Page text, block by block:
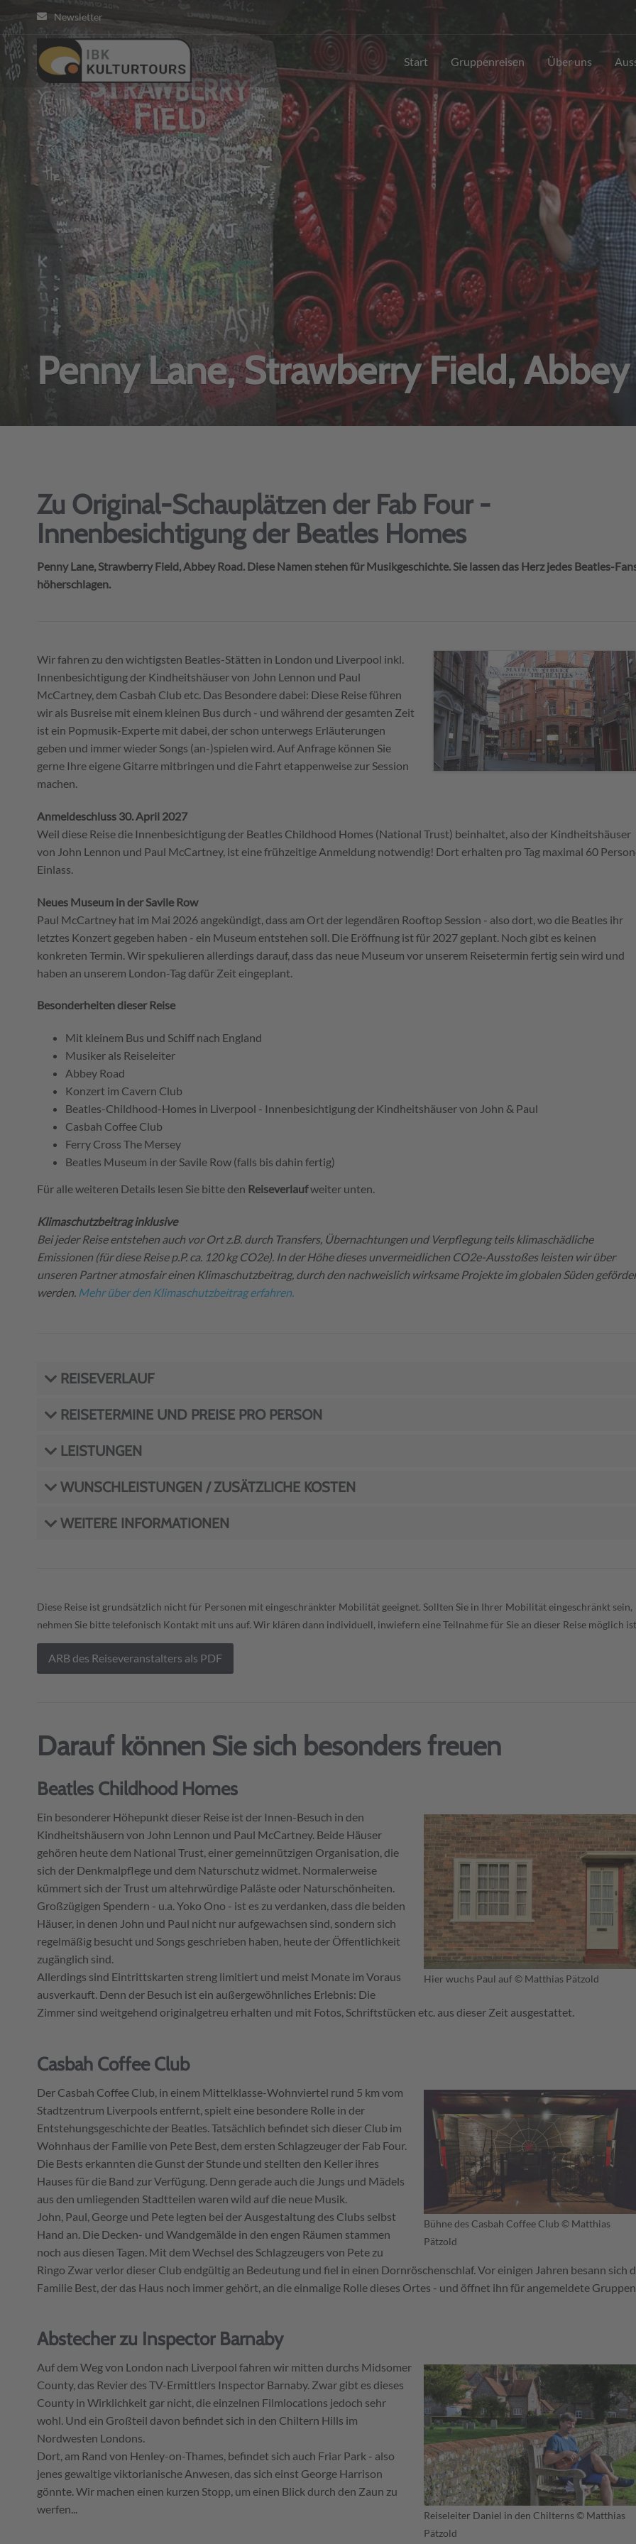
Penny Lane, Strawberry Field,
Newsletter
KULTURTOURS
Start Gruppenreisen Über uns
Zu Original-Schauplätzen der Fab Four -
Innenbesichtigung der Beatles Homes
Penny Lane, Strawberry Field, Abbey Road. Diese Namen stehen für Musikgeschichte. Sie lassen das Herz jedes Beatles-
höherschlagen.
Wir fahren zu den wichtigsten Beatles-Stätten in London und Liverpool inkl.
Innenbesichtigung der Kindheitshäuser von John Lennon und Paul
McCartney, dem Casbah Club etc. Das Besondere dabei: Diese Reise führen
wir als Busreise mit einem kleinen Bus durch - und während der gesamten Zeit
ist ein Popmusik-Experte mit dabei, der schon unterwegs Erläuterungen
geben und immer wieder Songs (an-)spielen wird. Auf Anfrage können Sie
gerne Ihre eigene Gitarre mitbringen und die Fahrt etappenweise zur Session
machen.
Anmeldeschluss 30. April 2027
Weil diese Reise die Innenbesichtigung der Beatles Childhood Homes (National Trust) beinhaltet, also der Kindheitshäuser
von John Lennon und Paul McCartney, ist eine frühzeitige Anmeldung notwendig! Dort erhalten pro Tag maximal 60
Einlass.
Neues Museum in der Savile Row
Paul McCartney hat im Mai 2026 angekündigt, dass am Ort der legendären Rooftop Session - also dort, wo die Beatles ihr
letztes Konzert gegeben haben - ein Museum entstehen soll. Die Eröffnung ist für 2027 geplant. Noch gibt es keinen
konkreten Termin. Wir spekulieren allerdings darauf, dass das neue Museum vor unserem Reisetermin fertig sein wird und
haben an unserem London-Tag dafür Zeit eingeplant.
Besonderheiten dieser Reise
Mit kleinem Bus und Schiff nach England
Musiker als Reiseleiter
Abbey Road
Konzert im Cavern Club
Beatles-Childhood-Homes in Liverpool - Innenbesichtigung der Kindheitshäuser von John & Paul
Casbah Coffee Club
Ferry Cross The Mersey
Beatles Museum in der Savile Row (falls bis dahin fertig)
Für alle weiteren Details lesen Sie bitte den Reiseverlaufweiter unten.
Klimaschutzbeitrag inklusive
Bei jeder Reise entstehen auch vor Ort z.B. durch Transfers, Übernachtungen und Verpflegung teils klimaschädliche
Emissionen (für diese Reise p.P. ca. 120 kg CO2e). In der Höhe dieses unvermeidlichen CO2e-Ausstoßes leisten wir über
unseren Partner atmosfair einen Klimaschutzbeitrag, durch den nachweislich wirksame Projekte im globalen Süden
werden. Mehr über den Klimaschutzbeitrag erfahren.
REISEVERLAUF
REISETERMINE UND PREISE PRO PERSON
LEISTUNGEN
WUNSCHLEISTUNGEN / ZUSÄTZLICHE KOSTEN
WEITERE INFORMATIONEN
Diese Reise ist grundsätzlich nicht für Personen mit eingeschränkter Mobilität geeignet. Sollten Sie in Ihrer Mobilität eingeschränkt sein,
nehmen Sie bitte telefonisch Kontakt mit uns auf. Wir klären dann individuell, inwiefern eine Teilnahme für Sie an dieser Reise möglich
ARB des Reiseveranstalters als PDF
Darauf können Sie sich besonders freuen
Hier wuchs Paul auf© Matthias Pätzold
Beatles Childhood Homes
Ein besonderer Höhepunkt dieser Reise ist der Innen-Besuch in den
Kindheitshäusern von John Lennon und Paul McCartney. Beide Häuser
gehören heute dem National Trust, einer gemeinnützigen Organisation, die
sich der Denkmalpflege und dem Naturschutz widmet. Normalerweise
kümmert sich der Trust um altehrwürdige Paläste oder Naturschönheiten.
Großzügigen Spendern - u.a. Yoko Ono - ist es zu verdanken, dass die beiden
Häuser, in denen John und Paul nicht nur aufgewachsen sind, sondern sich
regelmäßig besucht und Songs geschrieben haben, heute der Öffentlichkeit
zugänglich sind.
Allerdings sind Eintrittskarten streng limitiert und meist Monate im Voraus
ausverkauft. Denn der Besuch ist ein außergewöhnliches Erlebnis: Die
Zimmer sind weitgehend originalgetreu erhalten und mit Fotos, Schriftstücken etc. aus dieser Zeit ausgestattet.
Bühne des Casbah Coffee Club © Matthias
Pätzold
Casbah Coffee Club
Der Casbah Coffee Club, in einem Mittelklasse-Wohnviertel rund 5 km vom
Stadtzentrum Liverpools entfernt, spielt eine besondere Rolle in der
Entstehungsgeschichte der Beatles. Tatsächlich befindet sich dieser Club im
Wohnhaus der Familie von Pete Best, dem ersten Schlagzeuger der Fab Four.
Die Bests erkannten die Gunst der Stunde und stellten den Keller ihres
Hauses für die Band zur Verfügung. Denn gerade auch die Jungs und Mädels
aus den umliegenden Stadtteilen waren wild auf die neue Musik.
John, Paul, George und Pete legten bei der Ausgestaltung des Clubs selbst
Hand an. Die Decken- und Wandgemälde in den engen Räumen stammen
noch aus diesen Tagen. Mit dem Wechsel des Schlagzeugers von Pete zu
Ringo Zwar verlor dieser Club endgültig an Bedeutung und fiel in einen Dornröschenschlaf. Vor einigen Jahren besann sich
Familie Best, der das Haus noch immer gehört, an die einmalige Rolle dieses Ortes - und öffnet ihn für angemeldete
Reiseleiter Daniel in den Chilterns© Matthias
Pätzold
Abstecher zu Inspector Barnaby
Auf dem Weg von London nach Liverpool fahren wir mitten durchs Midsomer
County, das Revier des TV-Ermittlers Inspector Barnaby. Zwar gibt es dieses
County in Wirklichkeit gar nicht, die einzelnen Filmlocations jedoch sehr
wohl. Und ein Großteil davon befindet sich in den Chiltern Hills im
Nordwesten Londons.
Dort, am Rand von Henley-on-Thames, befindet sich auch Friar Park - also
jenes gewaltige viktorianische Anwesen, das sich einst George Harrison
gönnte. Wir machen einen kurzen Stopp, um einen Blick durch den Zaun zu
werfen...